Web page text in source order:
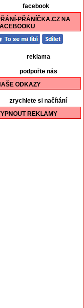
facebook
PŘÁNÍČKA.CZ NA
reklama
podpořte nás
ODKAZY
zrychlete si načítání
REKLAMY